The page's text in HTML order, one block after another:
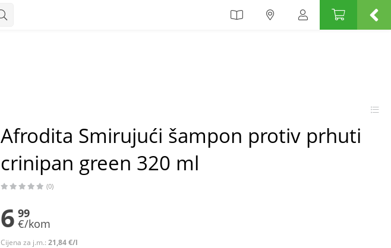
Afrodita Smirujući šampon protiv prhuti
crinipan green 320 ml
(0)
6 99
€/kom
Cijena za j.m.: 21,84 €/l